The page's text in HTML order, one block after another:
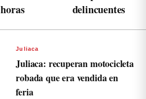
horas
delincuentes
Juliaca
Juliaca: recuperan motocicleta
robada que era vendida en
feria